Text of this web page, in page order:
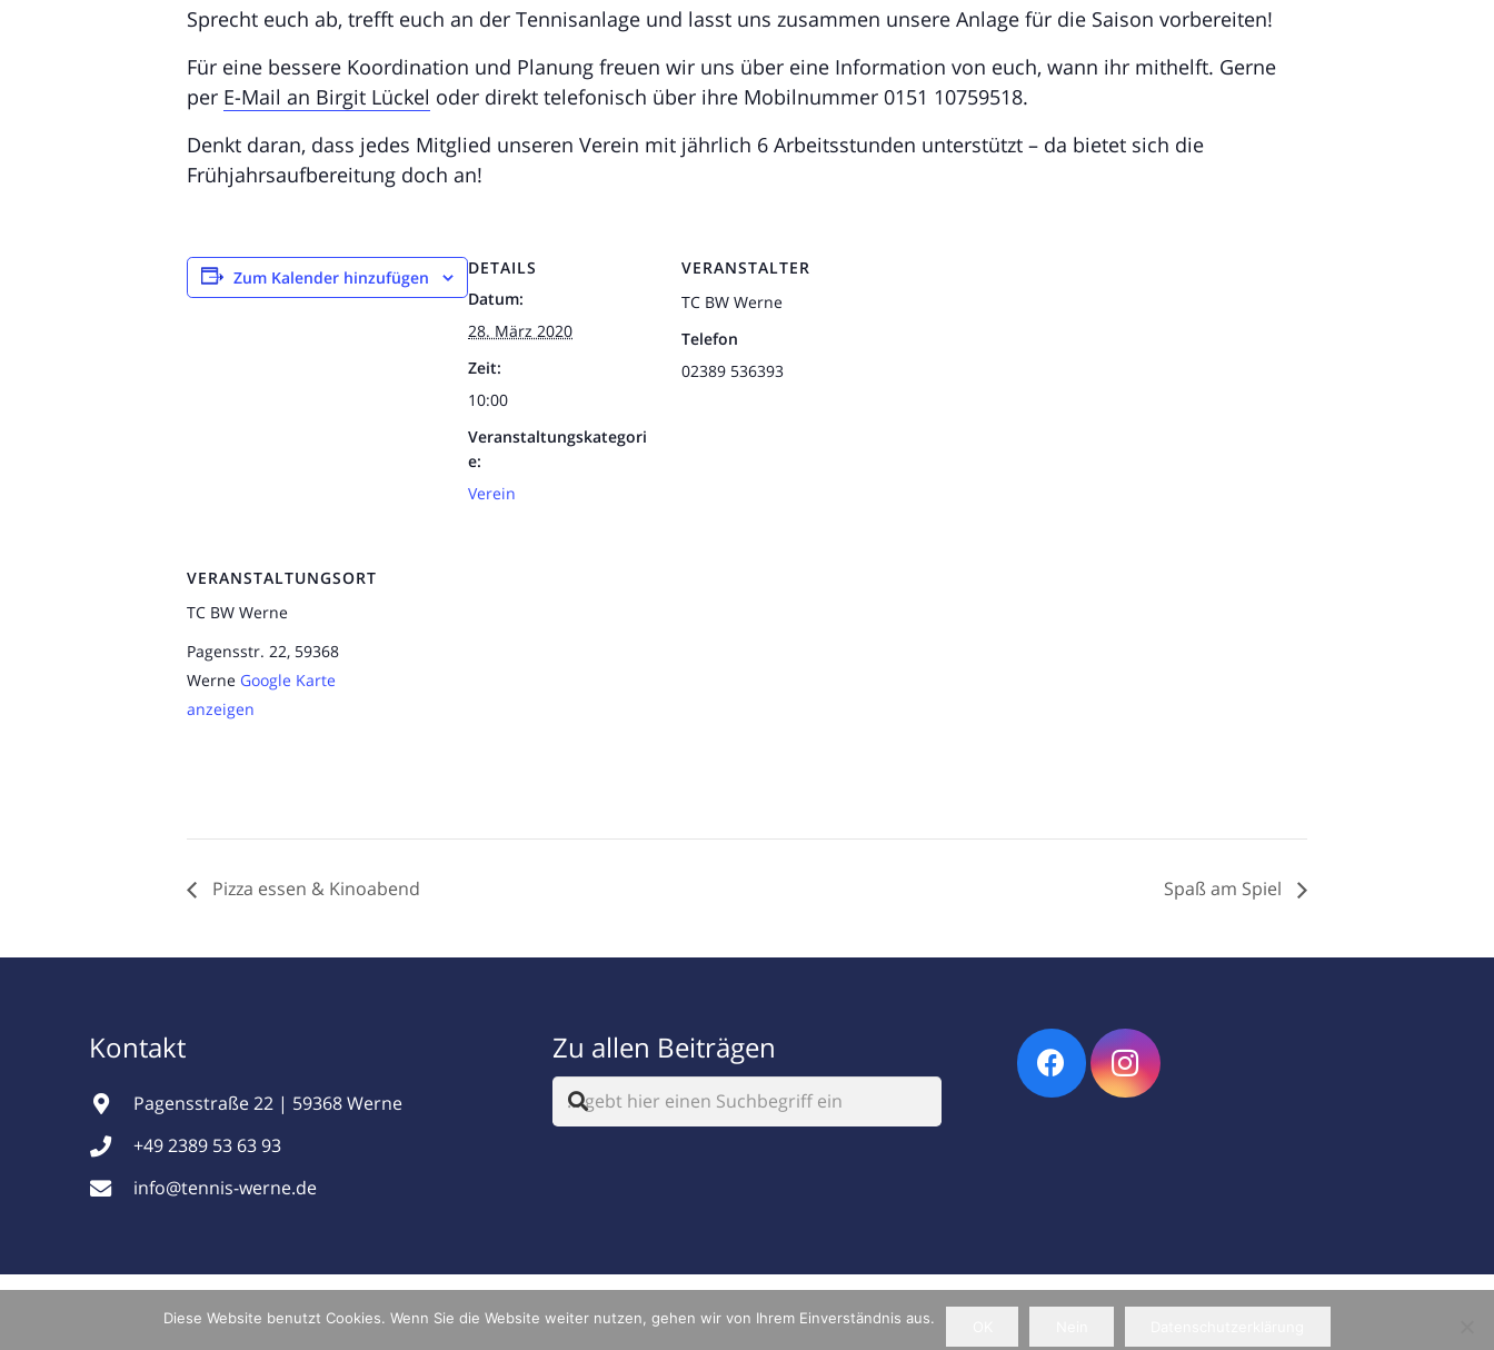
Sprecht euch ab, trefft euch an der Tennisanlage und lasst uns zusammen unsere Anlage für die Saison vorbereiten!
Für eine bessere Koordination und Planung freuen wir uns über eine Information von euch, wann ihr mithelft. Gerne
per E-Mail an Birgit Lückel oder direkt telefonisch über ihre Mobilnummer 0151 10759518.
Denkt daran, dass jedes Mitglied unseren Verein mit jährlich 6 Arbeitsstunden unterstützt – da bietet sich die
Frühjahrsaufbereitung doch an!
Zum Kalender hinzufügen
DETAILS
Datum:
28. März 2020
Zeit:
10:00
Veranstaltungskategori
e:
Verein
VERANSTALTER
TC BW Werne
Telefon
02389 536393
VERANSTALTUNGSORT
TC BW Werne
Pagensstr. 22, 59368
Werne Google Karte
anzeigen
Pizza essen & Kinoabend Spaß am Spiel
Kontakt
Pagensstraße 22 | 59368 Werne
+49 2389 53 63 93
info@tennis-werne.de
Zu allen Beiträgen
© 2026 tamm.media DESIGN
Diese Website benutzt Cookies. Wenn Sie die Website weiter nutzen, gehen wir von Ihrem Einverständnis aus.